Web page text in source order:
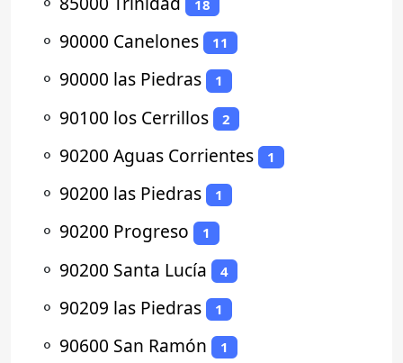
18
⚬ 90000 Canelones 11
⚬ 90000 las Piedras 1
⚬ 90100 los Cerrillos 2
⚬ 90200 Aguas Corrientes 1
⚬ 90200 las Piedras 1
⚬ 90200 Progreso 1
⚬ 90200 Santa Lucía 4
⚬ 90209 las Piedras 1
⚬ 90600 San Ramón 1